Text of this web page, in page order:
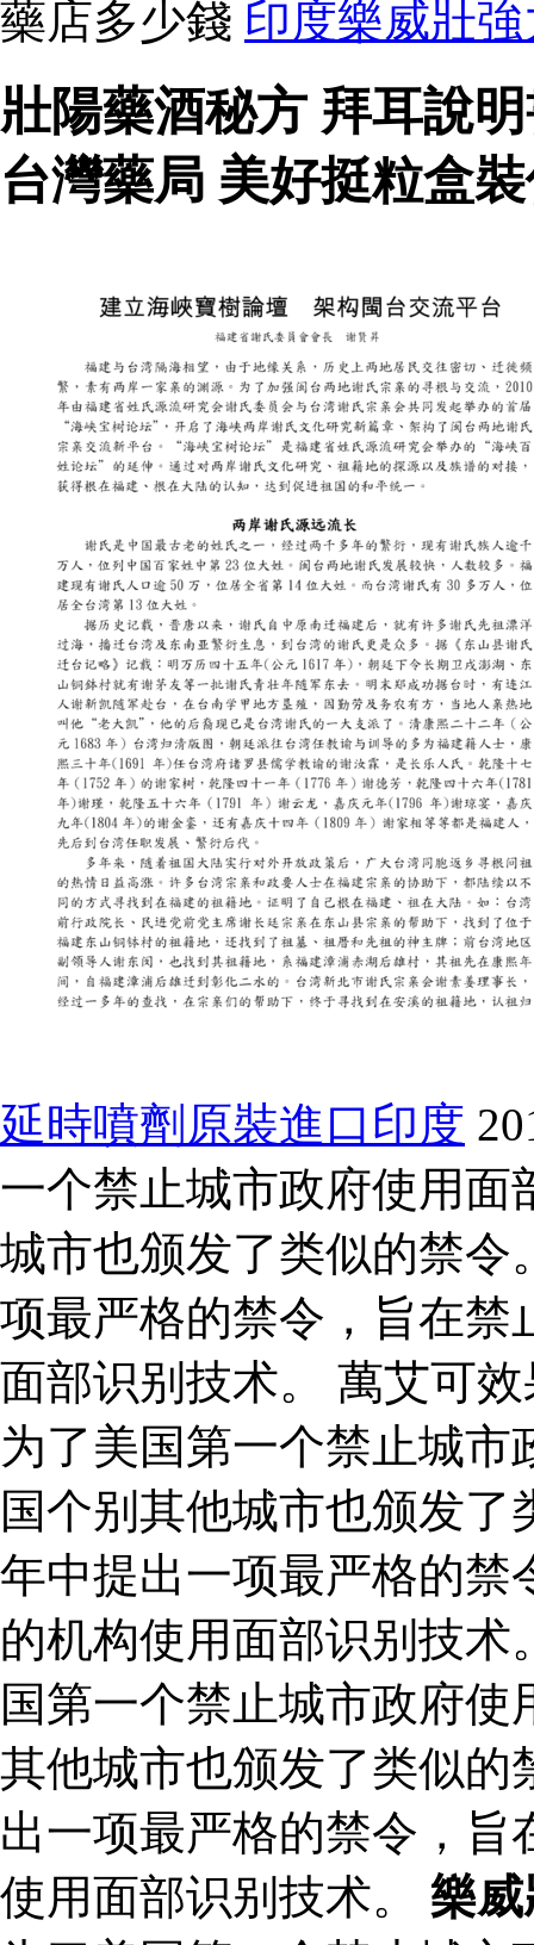
藥店多少錢 印度樂威壯
壯陽藥酒秘方 拜耳說
台灣藥局 美好挺粒盒
延時噴劑原裝進口印度
一个禁止城市政府使用面
城市也颁发了类似的禁令
项最严格的禁令，旨在禁
面部识别技术。 萬艾可
为了美国第一个禁止城
国个别其他城市也颁发了
年中提出一项最严格的禁
的机构使用面部识别技术
国第一个禁止城市政府
其他城市也颁发了类似的
出一项最严格的禁令，
使用面部识别技术。 樂